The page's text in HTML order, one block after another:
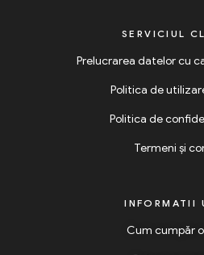
SERVICIUL
Prelucrarea datelor cu
Politica de
Politica de
Termeni și
INFORMATII
Cum cumpăr